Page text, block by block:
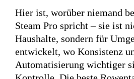
Hier ist, worüber niemand
Steam Pro spricht – sie ist
Haushalte, sondern für
entwickelt, wo Konsistenz
Automatisierung wichtiger